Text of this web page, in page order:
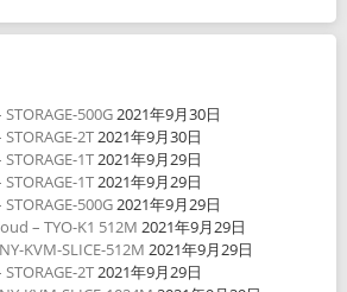
500G2021年9月30日
2T2021年9月30日
1T2021年9月29日
1T2021年9月29日
500G2021年9月29日
– TYO-K1 512M 2021年9月29日
KVM-SLICE-512M 2021年9月29日
2T2021年9月29日